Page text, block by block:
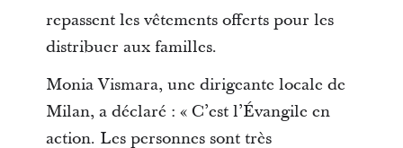
repassent les vêtements offerts pour les
distribuer aux familles.
Monia Vismara, une dirigeante locale de
Milan, a déclaré : « C’est l’Évangile en
action. Les personnes sont très